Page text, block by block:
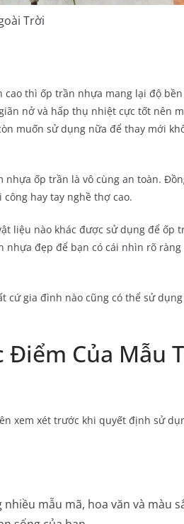
Trời
thì ốp trần nhựa mang lại độ
nở và hấp thụ nhiệt cực tốt nên
muốn sử dụng nữa để thay mới
ốp trần là vô cùng an toàn.
hay tay nghề thợ cao.
liệu nào khác được sử dụng để ốp
đẹp để bạn có cái nhìn rõ
cứ gia đình nào cũng có thể sử
Của Mẫu
xem xét trước khi quyết định sử
mẫu mã, hoa văn và màu